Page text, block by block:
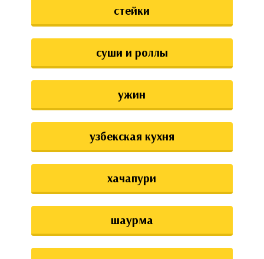
стейки
суши и роллы
ужин
узбекская кухня
хачапури
шаурма